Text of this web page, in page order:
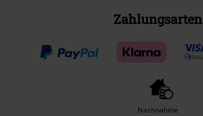
Zahlungsarten
Nachnahme